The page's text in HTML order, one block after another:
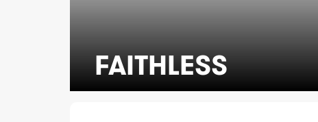
FAITHLESS